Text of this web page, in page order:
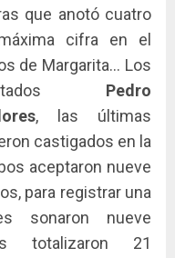
que anotó cuatro
cifra en el
de Margarita… Los
Pedro
, las últimas
castigados en la
aceptaron nueve
para registrar una
sonaron nueve
totalizaron 21